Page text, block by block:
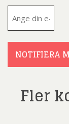
NOTIFIERA
Fler